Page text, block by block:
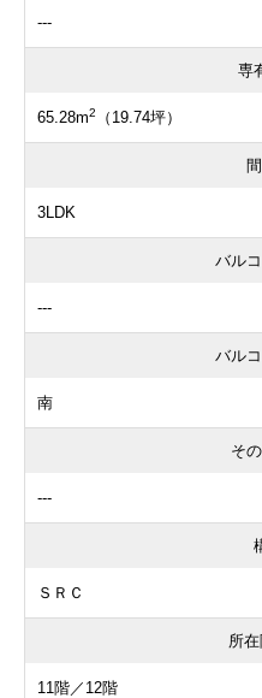
---
専
65.28m2 （19.74坪）
3LDK
バル
---
バル
南
そ
---
ＳＲＣ
所
11階／12階